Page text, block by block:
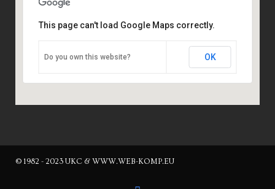
This page can't load Google Maps correctly.
Do you own this website? OK
© 1982 - 2023 UKC & WWW.WEB-KOMP.EU